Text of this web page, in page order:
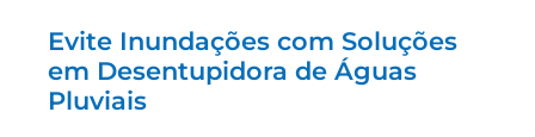
Evite Inundações com Soluções
em Desentupidora de Águas
Pluviais